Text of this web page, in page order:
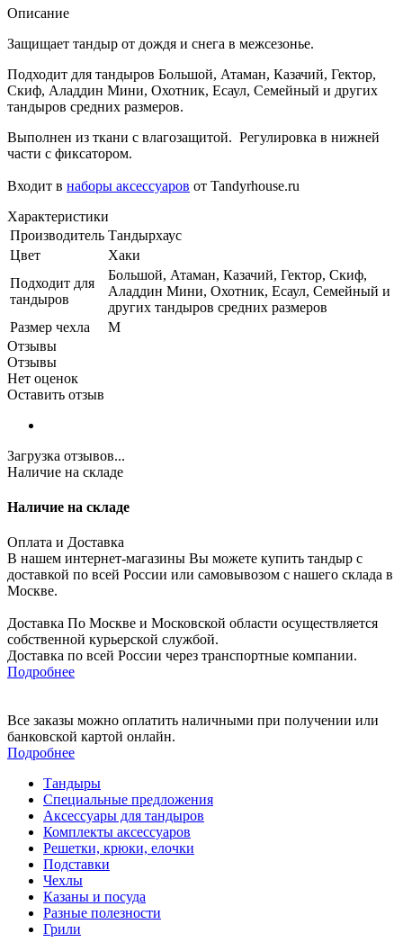
Описание
Защищает тандыр от дождя и снега в межсезонье.
Подходит для тандыров Большой, Атаман, Казачий, Гектор,
Скиф, Аладдин Мини, Охотник, Есаул, Семейный и других
тандыров средних размеров.
Выполнен из ткани с влагозащитой. Регулировка в нижней
части с фиксатором.
Входит в наборы аксессуаров от Tandyrhouse.ru
Характеристики
Производитель Тандырхаус
Цвет
Хаки
Подходит для
тандыров
Большой, Атаман, Казачий, Гектор, Скиф,
Аладдин Мини, Охотник, Есаул, Семейный и
других тандыров средних размеров
Размер чехла
M
Отзывы
Отзывы
Нет оценок
Оставить отзыв
Загрузка отзывов...
Наличие на складе
Наличие на складе
Оплата и Доставка
В нашем интернет-магазины Вы можете купить тандыр с
доставкой по всей России или самовывозом с нашего склада в
Москве.
Доставка По Москве и Московской области осуществляется
собственной курьерской службой.
Доставка по всей России через транспортные компании.
Подробнее
Все заказы можно оплатить наличными при получении или
банковской картой онлайн.
Подробнее
Тандыры
Специальные предложения
Аксессуары для тандыров
Комплекты аксессуаров
Решетки, крюки, елочки
Подставки
Чехлы
Казаны и посуда
Разные полезности
Грили